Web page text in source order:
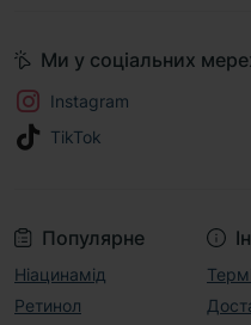
Популярне
Ніацинамід
Ретинол
Ми у соціальних
Instagram
TikTok